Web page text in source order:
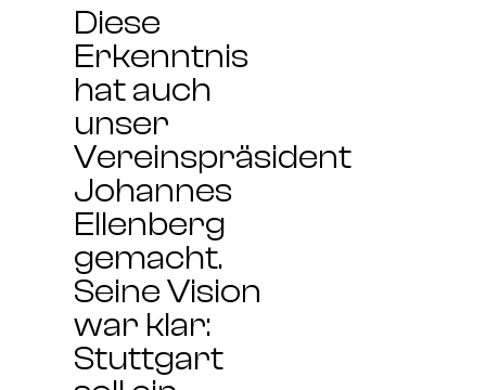
Diese
Erkenntnis
hat auch
unser
Vereinspräsident
Johannes
Ellenberg
gemacht.
Seine Vision
war klar:
Stuttgart